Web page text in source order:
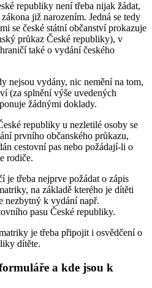
republiky není třeba nijak žádat,
již narozením. Jedná se tedy
se české státní občanství prokazuje
průkaz České republiky), v
také o vydání českého
nejsou vydány, nic nemění na tom,
(za splnění výše uvedených
žádnými doklady.
republiky u nezletilé osoby se
prvního občanského průkazu,
cestovní pas nebo požádají-li o
rodiče.
je třeba nejprve požádat o zápis
na základě kterého je dítěti
nezbytný k vydání např.
pasu České republiky.
je třeba připojit i osvědčení o
dítěte.
a kde jsou k